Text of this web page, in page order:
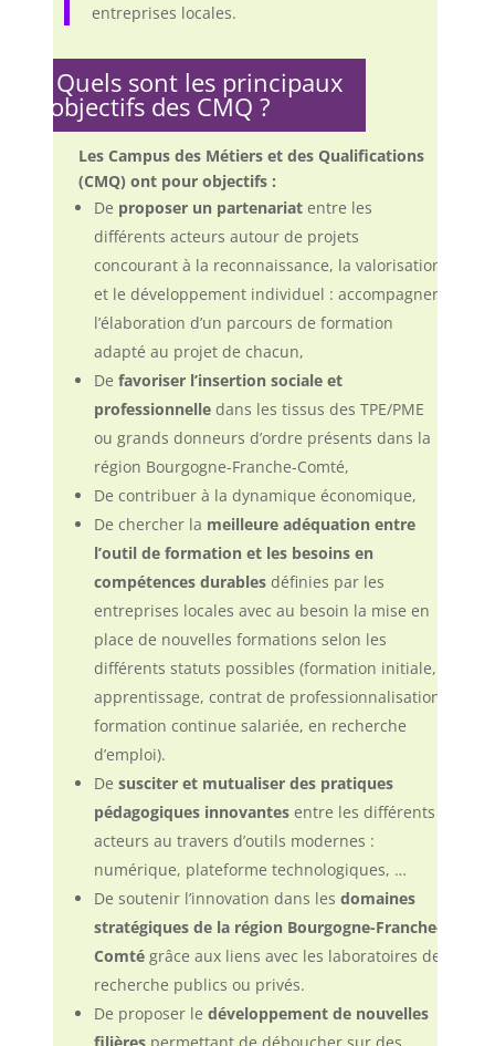
entreprises locales.
Quels sont les principaux
objectifs des CMQ ?
Les Campus des Métiers et des Qualifications
(CMQ) ont pour objectifs :
De proposer un partenariatentre les
différents acteurs autour de projets
concourant à la reconnaissance, la valorisation
et le développement individuel : accompagner
l’élaboration d’un parcours de formation
adapté au projet de chacun,
De favoriser l’insertion sociale et
professionnelledans les tissus des TPE/PME
ou grands donneurs d’ordre présents dans la
région Bourgogne-Franche-Comté,
De contribuer à la dynamique économique,
De chercher la meilleure adéquation entre
l’outil de formation et les besoins en
compétences durablesdéfinies par les
entreprises locales avec au besoin la mise en
place de nouvelles formations selon les
différents statuts possibles (formation initiale,
apprentissage, contrat de professionnalisation,
formation continue salariée, en recherche
d’emploi).
De susciter et mutualiser des pratiques
pédagogiques innovantesentre les différents
acteurs au travers d’outils modernes :
numérique, plateforme technologiques, …
De soutenir l’innovation dans les domaines
stratégiques de la région Bourgogne-Franche-
Comtégrâce aux liens avec les laboratoires de
recherche publics ou privés.
De proposer le développementde nouvelles